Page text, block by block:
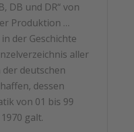
DB und DR“ von
Produktion …
der Geschichte
aller
deutschen
dessen
von 01 bis 99
galt.